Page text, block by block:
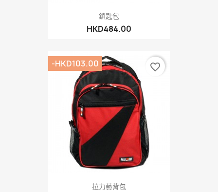
鎖匙包
HKD484.00
拉力藝背包
-HKD103.00 favorite_border